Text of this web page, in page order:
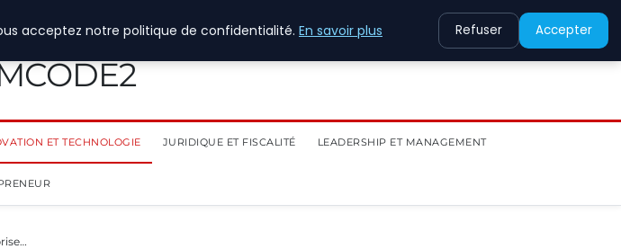
ET TECHNOLOGIE JURIDIQUE ET FISCALITÉ LEADERSHIP ET MANAGEMENT
acceptez notre politique de confidentialité. En savoir plus Refuser Accepter